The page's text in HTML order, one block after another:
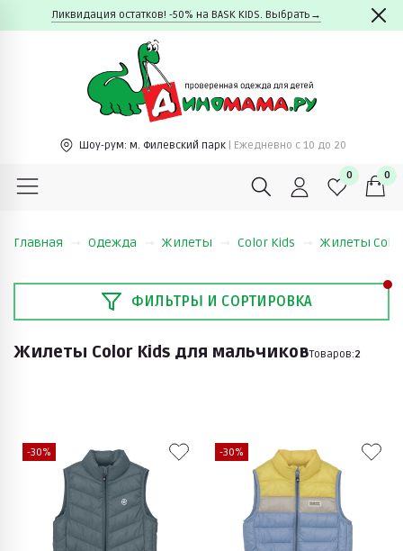
Ликвидация остатков! -50% на BASK KIDS. Выбрать→
Шоу-рум: м. Филевский парк | Ежедневно c 10 до 20
0 0
Главная Одежда Жилеты Color Kids Жилеты
ФИЛЬТРЫ И СОРТИРОВКА
Жилеты Color Kids для мальчиковТоваров:2
-30% -30%